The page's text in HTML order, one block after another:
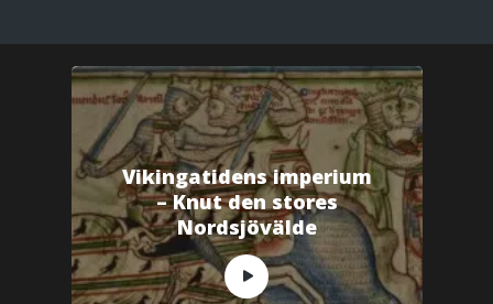
Vikingatidens imperium
– Knut den stores
Nordsjövälde